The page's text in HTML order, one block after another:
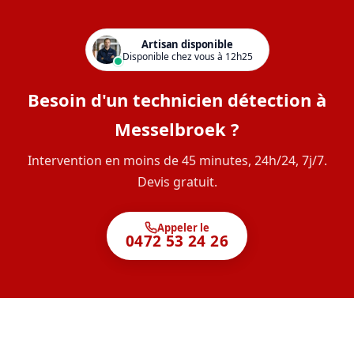
Artisan disponible
Disponible chez vous à 12h25
Besoin d'un technicien détection à
Messelbroek ?
Intervention en moins de 45 minutes, 24h/24, 7j/7.
Devis gratuit.
Appeler le
0472 53 24 26